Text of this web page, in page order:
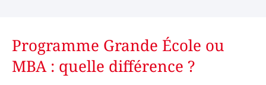
Programme Grande École ou
MBA : quelle différence ?